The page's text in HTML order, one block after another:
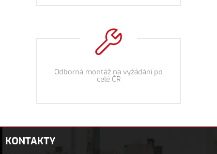
Odborná montáž na vyžádání po
celé ČR
KONTAKTY